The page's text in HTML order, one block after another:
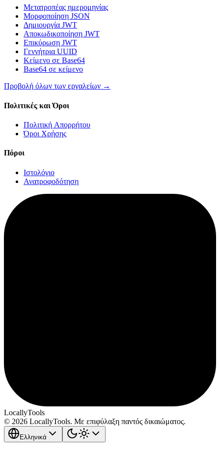
Μετατροπέας ημερομηνίας
Μορφοποίηση JSON
Δημιουργία JWT
Αποκωδικοποίηση JWT
Επικύρωση JWT
Γεννήτρια UUID
Κείμενο σε Base64
Base64 σε κείμενο
Προβολή όλων των εργαλείων →
Πολιτικές και Όροι
Πολιτική Απορρήτου
Όροι Χρήσης
Πόροι
Ιστολόγιο
Ανατροφοδότηση
LocallyTools
© 2026 LocallyTools. Με επιφύλαξη παντός δικαιώματος.
Ελληνικά